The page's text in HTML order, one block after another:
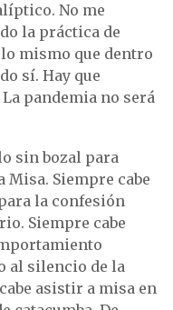
No me
la práctica de
mismo que dentro
sí. Hay que
pandemia no será
sin bozal para
Siempre cabe
la confesión
Siempre cabe
al silencio de la
asistir a misa en